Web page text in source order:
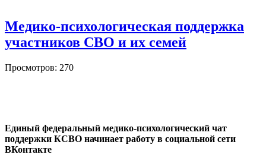
Медико-психологическая поддержка
участников СВО и их семей
Просмотров: 270
Единый федеральный медико-психологический чат
поддержки КСВО начинает работу в социальной сети
ВКонтакте